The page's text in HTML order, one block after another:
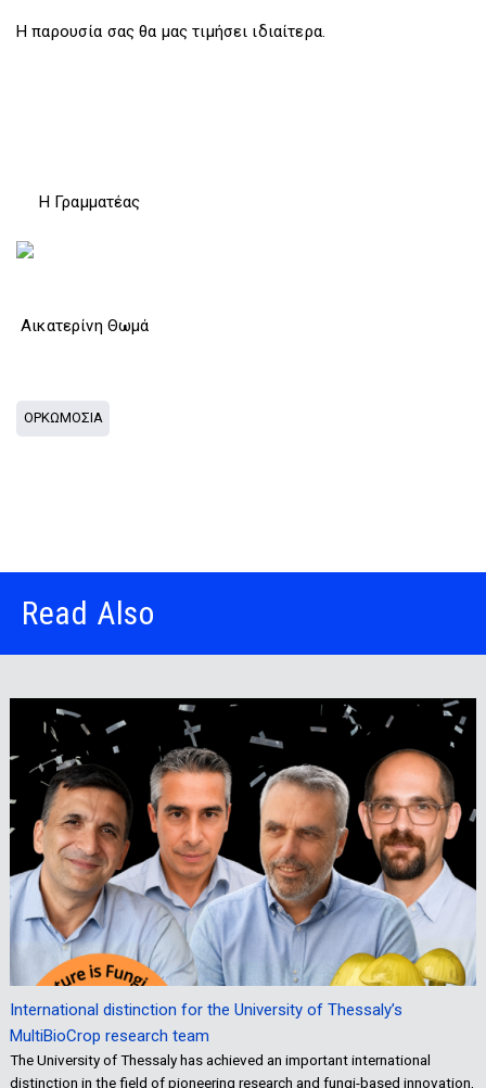
Η παρουσία σας θα μας τιμήσει ιδιαίτερα.
Η Γραμματέας
Αικατερίνη Θωμά
ΟΡΚΩΜΟΣΙΑ
Read Also
International distinction for the University of Thessaly’s
MultiBioCrop research team
The University of Thessaly has achieved an important international
distinction in the field of pioneering research and fungi-based innovation,